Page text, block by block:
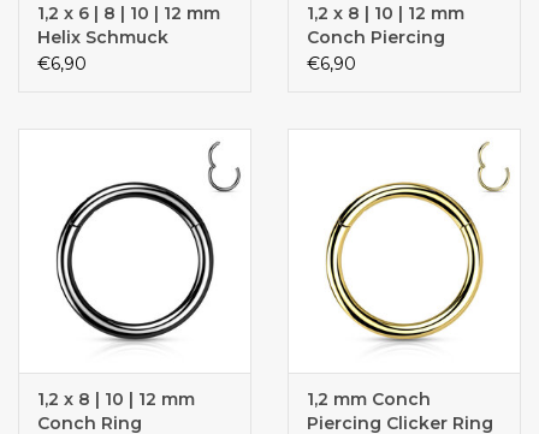
1,2 x 6 | 8 | 10 | 12 mm
Helix Schmuck
€6,90
1,2 x 8 | 10 | 12 mm
Conch Piercing
€6,90
1,2 x 8 | 10 | 12 mm
Conch Ring
1,2 mm Conch
Piercing Clicker Ring